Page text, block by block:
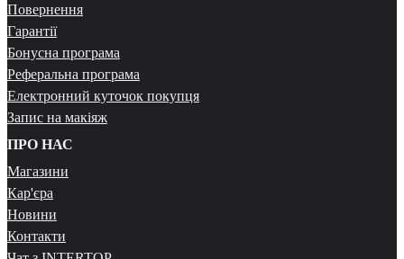
Повернення
Гарантії
Бонусна програма
Реферальна програма
Електронний куточок покупця
Запис на макіяж
ПРО НАС
Магазини
Кар'єра
Новини
Контакти